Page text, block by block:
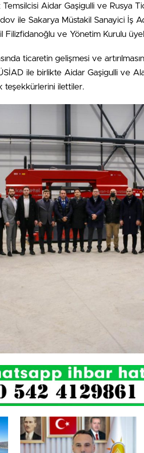
Aidar Gaşigulli ve Rusya
ile Sakarya Müstakil Sanayici İş
Filizfidanoğlu ve Yönetim Kurulu
ticaretin gelişmesi ve
ile birlikte Aidar Gaşigulli ve
teşekkürlerini ilettiler.